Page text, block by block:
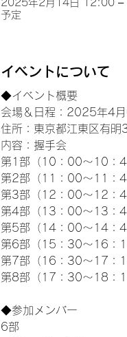
2025年2月14日 12:00
予定
イベントについて
◆イベント概要
会場＆日程：2025年4
住所：東京都江東区有
内容：握手会
第1部（10：00～10：
第2部（11：00～11：
第3部（12：00～12：
第4部（13：00～13：
第5部（14：00～14：
第6部（15：30～16：
第7部（16：30～17：
第8部（17：30～18：
◆参加メンバー
6部